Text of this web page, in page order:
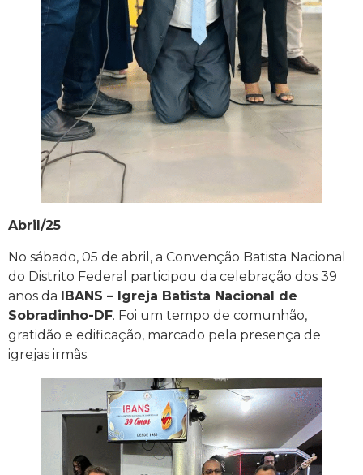
Abril/25
No sábado, 05 de abril, a Convenção Batista Nacional
do Distrito Federal participou da celebração dos 39
anos da IBANS – Igreja Batista Nacional de
Sobradinho-DF. Foi um tempo de comunhão,
gratidão e edificação, marcado pela presença de
igrejas irmãs.